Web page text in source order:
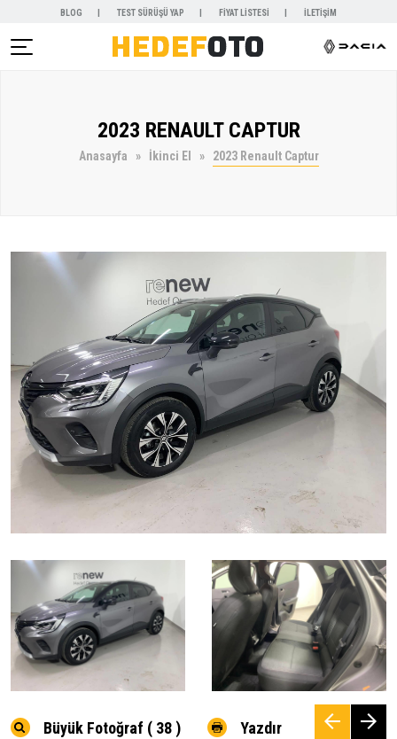
SERVİSLER )
BLOG TEST SÜRÜŞÜ YAP FİYAT LİSTESİ İLETİŞİM
2023 RENAULT CAPTUR
Anasayfa İkinci El 2023 Renault Captur
Büyük Fotoğraf ( 38 ) Yazdır